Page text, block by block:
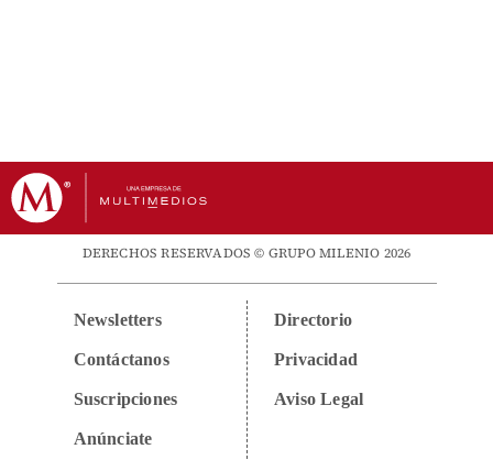
DERECHOS RESERVADOS © GRUPO MILENIO 2026
Newsletters
Contáctanos
Suscripciones
Anúnciate
Directorio
Privacidad
Aviso Legal